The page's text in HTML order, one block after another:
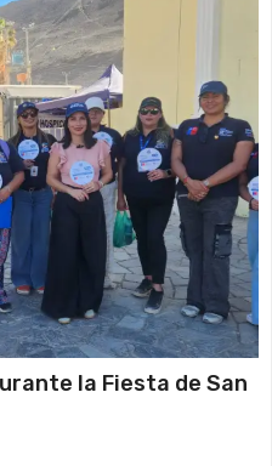
la Fiesta de San